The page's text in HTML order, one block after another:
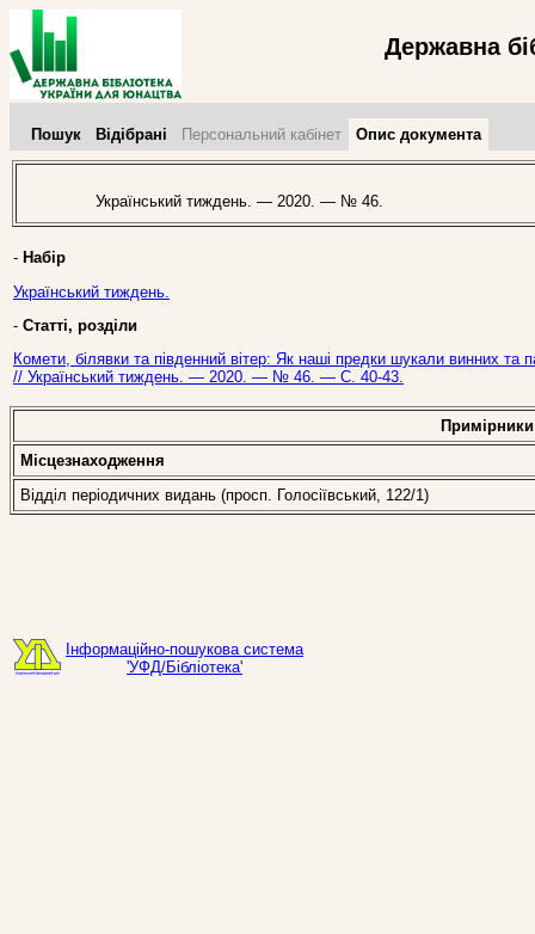
Державна
Пошук Відібрані Персональний кабінет Опис документа
Український тиждень. — 2020. — № 46.
- Набір
Український тиждень.
- Статті, розділи
Комети, білявки та південний вітер: Як наші предки шукали винних
// Український тиждень. — 2020. — № 46. — С. 40-43.
Примірники
Місцезнаходження
Відділ періодичних видань (просп. Голосіївський, 122/1)
Інформаційно-пошукова система
'УФД/Бібліотека'